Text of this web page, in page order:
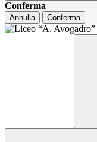
Conferma
Annulla Conferma